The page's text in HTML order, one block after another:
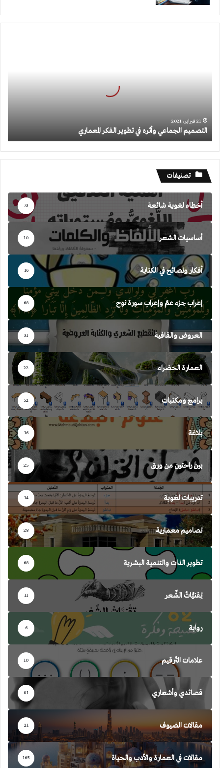
21 فبراير، 2021
التصميم الجماعي وأثره في تطوير الفكر المعماري
تصنيفات
أخطاء لغوية شائعة 73
أساسيات الشعر 10
أفكار ونصائح في الكتابة 16
إعراب جزء عمّ وإعراب سورة نوح 68
العروض والقافية 31
العمارة الخضراء 22
برامج ومكتبات 52
بلاغة 16
بين راحتين من ورق 25
تدريبات لغوية 14
تصاميم معمارية 28
تطوير الذات والتنمية البشرية 68
تِقنيَّاتُ الشِّعر 11
رواية 6
علامات التّرقيم 10
قصائدي وأشعاري 81
مقالات الضيوف 21
مقالات في العمارة والأدب والحياة 165